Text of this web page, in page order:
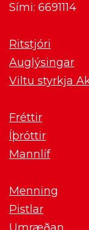
Sími: 6691114
Ritstjóri
Auglýsingar
Viltu styrkja
Fréttir
Íþróttir
Mannlíf
Menning
Pistlar